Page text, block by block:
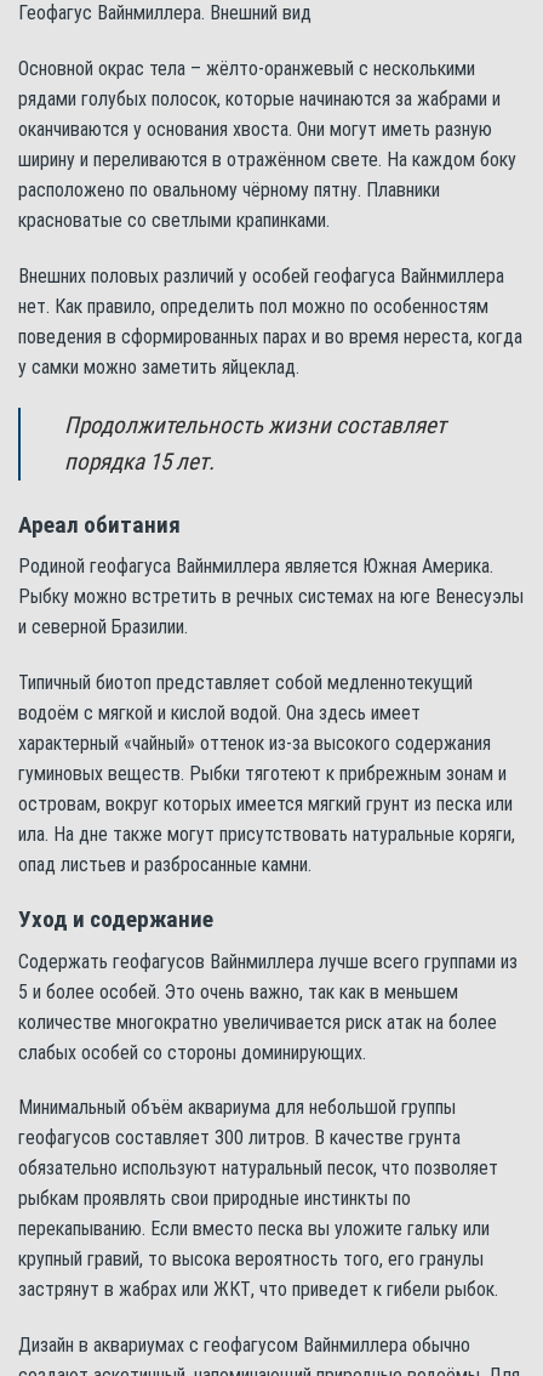
Геофагус Вайнмиллера. Внешний вид
Основной окрас тела – жёлто-оранжевый с несколькими
рядами голубых полосок, которые начинаются за жабрами и
оканчиваются у основания хвоста. Они могут иметь разную
ширину и переливаются в отражённом свете. На каждом боку
расположено по овальному чёрному пятну. Плавники
красноватые со светлыми крапинками.
Внешних половых различий у особей геофагуса Вайнмиллера
нет. Как правило, определить пол можно по особенностям
поведения в сформированных парах и во время нереста, когда
у самки можно заметить яйцеклад.
Продолжительность жизни составляет
порядка 15 лет.
Ареал обитания
Родиной геофагуса Вайнмиллера является Южная Америка.
Рыбку можно встретить в речных системах на юге Венесуэлы
и северной Бразилии.
Типичный биотоп представляет собой медленнотекущий
водоём с мягкой и кислой водой. Она здесь имеет
характерный «чайный» оттенок из-за высокого содержания
гуминовых веществ. Рыбки тяготеют к прибрежным зонам и
островам, вокруг которых имеется мягкий грунт из песка или
ила. На дне также могут присутствовать натуральные коряги,
опад листьев и разбросанные камни.
Уход и содержание
Содержать геофагусов Вайнмиллера лучше всего группами из
5 и более особей. Это очень важно, так как в меньшем
количестве многократно увеличивается риск атак на более
слабых особей со стороны доминирующих.
Минимальный объём аквариума для небольшой группы
геофагусов составляет 300 литров. В качестве грунта
обязательно используют натуральный песок, что позволяет
рыбкам проявлять свои природные инстинкты по
перекапыванию. Если вместо песка вы уложите гальку или
крупный гравий, то высока вероятность того, его гранулы
застрянут в жабрах или ЖКТ, что приведет к гибели рыбок.
Дизайн в аквариумах с геофагусом Вайнмиллера обычно